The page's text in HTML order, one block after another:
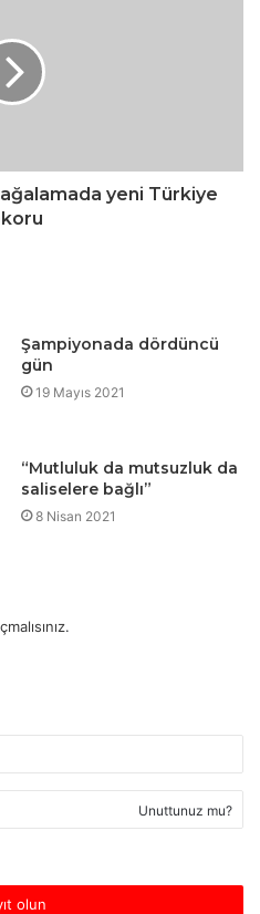
yeni Türkiye
Şampiyonada dördüncü
gün
19 Mayıs 2021
“Mutluluk da mutsuzluk da
saliselere bağlı”
8 Nisan 2021
.
Unuttunuz mu?
olun